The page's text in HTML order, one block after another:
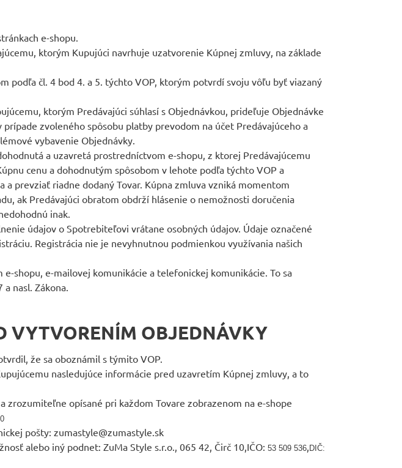
e-shopu.
ktorým Kupujúci navrhuje uzatvorenie Kúpnej zmluvy, na základe
podľa čl. 4 bod 4. a 5. týchto VOP, ktorým potvrdí svoju vôľu byť viazaný
ktorým Predávajúci súhlasí s Objednávkou, prideľuje Objednávke
zvoleného spôsobu platby prevodom na účet Predávajúceho a
vybavenie Objednávky.
a uzavretá prostredníctvom e-shopu, z ktorej Predávajúcemu
cenu a dohodnutým spôsobom v lehote podľa týchto VOP a
prevziať riadne dodaný Tovar. Kúpna zmluva vzniká momentom
ak Predávajúci obratom obdrží hlásenie o nemožnosti doručenia
inak.
údajov o Spotrebiteľovi vrátane osobných údajov. Údaje označené
Registrácia nie je nevyhnutnou podmienkou využívania našich
shopu, e-mailovej komunikácie a telefonickej komunikácie. To sa
nasl. Zákona.
VYTVORENÍM OBJEDNÁVKY
že sa oboznámil s týmito VOP.
nasledujúce informácie pred uzavretím Kúpnej zmluvy, a to
zrozumiteľne opísané pri každom Tovare zobrazenom na e-shope
pošty: zumastyle@zumastyle.sk
alebo iný podnet: ZuMa Style s.r.o., 065 42, Čirč 10,IČO: 53 509 536, DIČ: